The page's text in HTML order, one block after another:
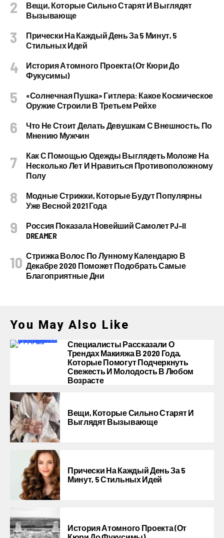
Вещи, Которые Сильно Старят И Выглядят
Вызывающе
Прически На Каждый День За 5 Минут, 5
Стильных Идей
История Атомного Проекта (от Кюри До
Фукусимы)
«Солнечная Пушка» Гитлера: Какое Космическое
Оружие Строили В Третьем Рейхе
Что Не Стоит Делать Девушкам С Внешность, По
Мнению Мужчин
Как С Помощью Одежды Выглядеть Моложе На
Несколько Лет И Нравиться Противоположному
Полу
Модные Стрижки, Которые Будут Популярны
Уже Весной 2021 Года
Россия Показала Новейший Самолет PJ–II
DREAMER
Стрижка Волос По Лунному Календарю В
Декабре 2020 Поможет Подобрать Самые
Благоприятные Дни
You May Also Like
Специалисты Рассказали О
Трендах Макияжа В 2020 Года,
Которые Помогут Подчеркнуть
Свежесть И Молодость В Любом
Возрасте
Вещи, Которые Сильно Старят И
Выглядят Вызывающе
Прически На Каждый День За 5
Минут, 5 Стильных Идей
История Атомного Проекта (от